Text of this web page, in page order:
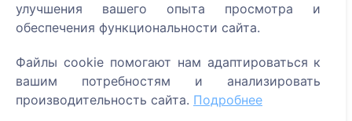
Поиск усопших
Поиск кладбищ
Услуги
Контакты
улучшения вашего опыта просмотра и
обеспечения функциональности сайта.
Файлы cookie помогают нам адаптироваться к
вашим потребностям и анализировать
производительность сайта. Подробнее